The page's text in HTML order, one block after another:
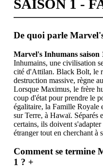
SAISON 1 -
De quoi parle
Marvel's Inhumans saison
Inhumains, une civilisation
cité d'Attilan. Black Bolt, le
destruction massive, règne
Lorsque Maximus, le frère
coup d'état pour prendre le
égalitaire, la Famille Royale
sur Terre, à Hawaï. Séparés
certains, ils doivent
étranger tout en cherchant à
Comment se termine
1 ? +